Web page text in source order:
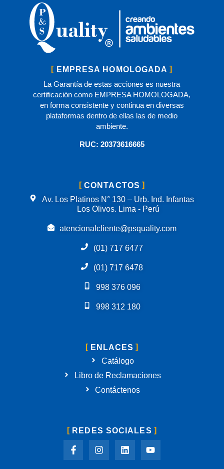
EMPRESA HOMOLOGADA
La Garantía de estas acciones es nuestra
certificación como EMPRESA HOMOLOGADA,
en forma consistente y continua en diversas
plataformas dentro de ellas las de medio
ambiente.
RUC: 20373616665
CONTACTOS
Av. Los Platinos N° 130 – Urb. Ind. Infantas
Los Olivos. Lima - Perú
atencionalcliente@psquality.com
(01) 717 6477
(01) 717 6478
998 376 096
998 312 180
ENLACES
Catálogo
Libro de Reclamaciones
Contáctenos
REDES SOCIALES